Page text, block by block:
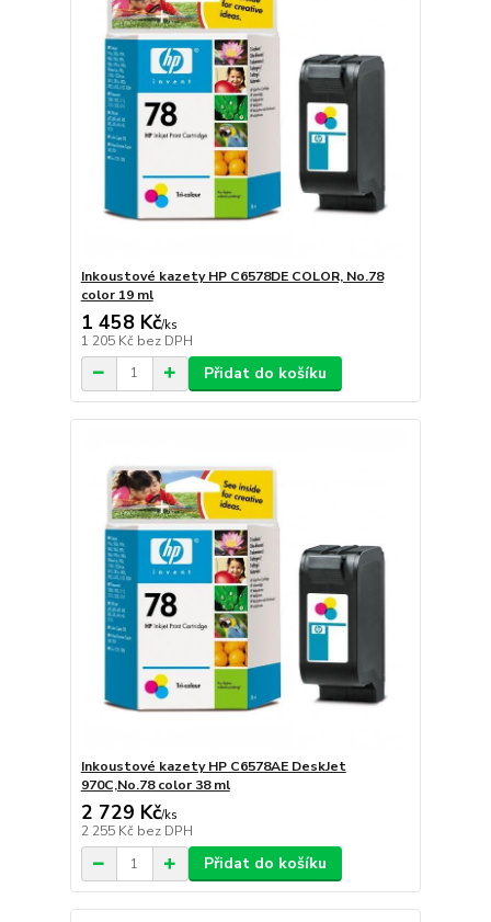
Inkoustové kazety HP C6578DE COLOR, No.78
color 19 ml
1 458 Kč/ks
1 205 Kč bez DPH
Přidat do košíku
Inkoustové kazety HP C6578AE DeskJet
970C,No.78 color 38 ml
2 729 Kč/ks
2 255 Kč bez DPH
Přidat do košíku